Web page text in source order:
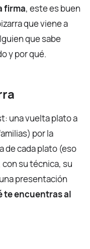
firma, este es buen
que viene a
que sabe
y por qué.
una vuelta plato a
por la
de cada plato (eso
su técnica, su
presentación
te encuentras al